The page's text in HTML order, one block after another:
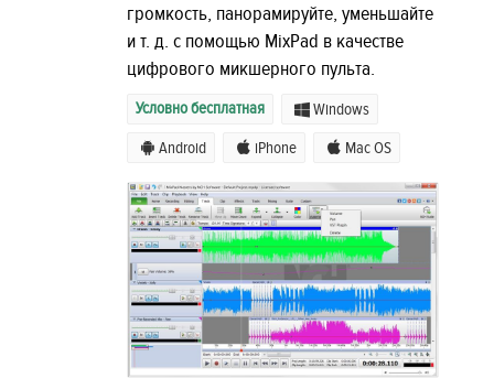
громкость, панорамируйте, уменьшайте
и т. д. с помощью MixPad в качестве
цифрового микшерного пульта.
Условно бесплатная Windows
Android iPhone Mac OS